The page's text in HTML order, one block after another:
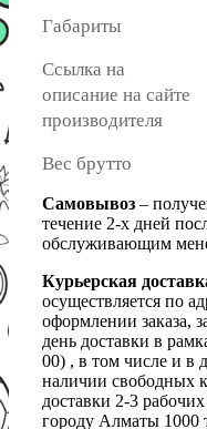
Габариты
Ссылка на
описание на сайте
производителя
Вес брутто
Самовывоз –
течение 2-х дней
обслуживающим
Курьерская
осуществляется по
оформлении заказа,
день доставки в
00) , в том числе и в
наличии свободных
доставки 2-3
городу Алматы 1000